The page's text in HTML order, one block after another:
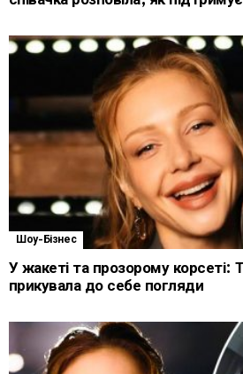
Шоу-Бізнес
У жакеті та прозорому корсеті:
прикувала до себе погляди